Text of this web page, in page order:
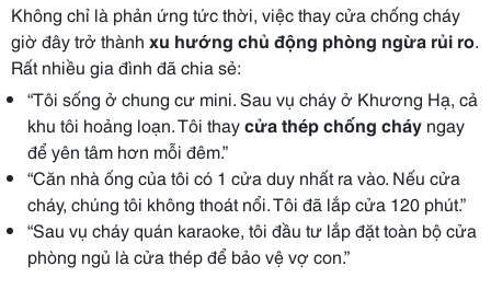
Không chỉ là phản ứng tức thời, việc thay cửa chống cháy
giờ đây trở thành xu hướng chủ động phòng ngừa rủi ro.
Rất nhiều gia đình đã chia sẻ:
“Tôi sống ở chung cư mini. Sau vụ cháy ở Khương Hạ, cả
khu tôi hoảng loạn. Tôi thaycửa thép chống cháy ngay
để yên tâm hơn mỗi đêm.”
“Căn nhà ống của tôi có 1 cửa duy nhất ra vào. Nếu cửa
cháy, chúng tôi không thoát nổi. Tôi đã lắp cửa 120 phút.”
“Sau vụ cháy quán karaoke, tôi đầu tư lắp đặt toàn bộ cửa
phòng ngủ là cửa thép để bảo vệ vợ con.”